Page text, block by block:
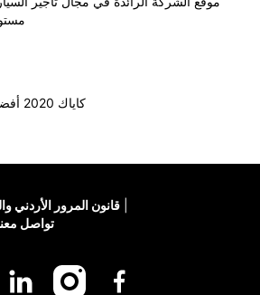
كاياك 2020 أفضل نظافة
قانون المرور الأردني
تواصل